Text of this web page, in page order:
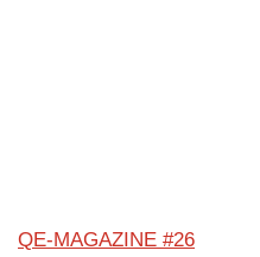
QE-MAGAZINE #26